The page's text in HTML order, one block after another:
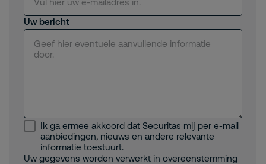
Uw bericht
Ik ga ermee akkoord dat Securitas mij per e-mail
aanbiedingen, nieuws en andere relevante
informatie toestuurt.
Uw gegevens worden verwerkt in overeenstemming